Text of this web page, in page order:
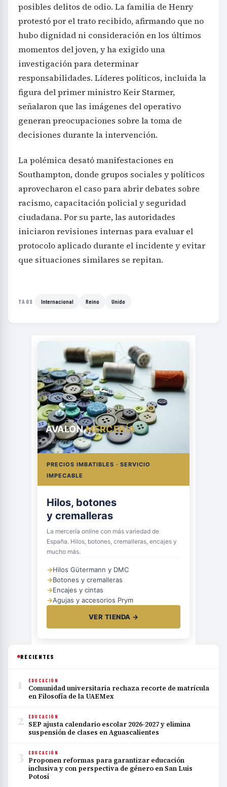
posibles delitos de odio. La familia de Henry
protestó por el trato recibido, afirmando que no
hubo dignidad ni consideración en los últimos
momentos del joven, y ha exigido una
investigación para determinar
responsabilidades. Líderes políticos, incluida la
figura del primer ministro Keir Starmer,
señalaron que las imágenes del operativo
generan preocupaciones sobre la toma de
decisiones durante la intervención.
La polémica desató manifestaciones en
Southampton, donde grupos sociales y políticos
aprovecharon el caso para abrir debates sobre
racismo, capacitación policial y seguridad
ciudadana. Por su parte, las autoridades
iniciaron revisiones internas para evaluar el
protocolo aplicado durante el incidente y evitar
que situaciones similares se repitan.
TAGS Internacional Reino Unido
AVALONMERCERÍA
avalonmerceria.es
PRECIOS IMBATIBLES · SERVICIO
IMPECABLE
Hilos, botones
y cremalleras
La mercería online con más variedad de
España. Hilos, botones, cremalleras, encajes y
mucho más.
→Hilos Gütermann y DMC
→Botones y cremalleras
→Encajes y cintas
→Agujas y accesorios Prym
VER TIENDA →
RECIENTES
1 EDUCACIÓN
Comunidad universitaria rechaza recorte de matrícula
en Filosofía de la UAEMex
2 EDUCACIÓN
SEP ajusta calendario escolar 2026-2027 y elimina
suspensión de clases en Aguascalientes
3 EDUCACIÓN
Proponen reformas para garantizar educación
inclusiva y con perspectiva de género en San Luis
Potosí